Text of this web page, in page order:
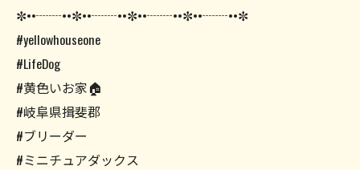
✼••┈┈••✼••┈┈••✼••┈┈••✼••┈┈••✼
#yellowhouseone
#LifeDog
#黄色いお家🏠
#岐阜県揖斐郡
#ブリーダー
#ミニチュアダックス